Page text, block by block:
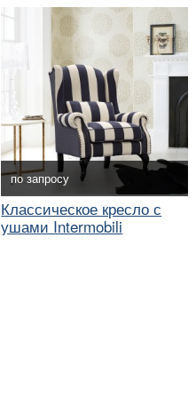
по запросу
Классическое кресло с
ушами Intermobili